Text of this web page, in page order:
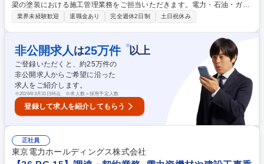
梁の塗装における施工管理業務をご担当いただきます。電力・石油・ガス
プラント・橋梁等の公共物などの塗装工事における下記業務をお任せいた
・橋梁、駅等の塗装工事の現場管理 ・現場巡視による客先への施工工事立
案・見積り・着工書類等作成業務 ・客先との打ち合わせ及び折衝（施工、
安全、工程他） ・営業活動 募集職種 【東京/プラント設備塗装の施工管
理】経験者歓迎！
業界未経験歓迎 退職金あり 完全週休2日制 土日祝休み
非公開求人 は25万件 ※以上
ご登録いただくと、約25万件の
非公開求人からご希望に沿った
求人をご紹介します。
※2026年3月31日時点 ※求人数＝採用予定人数
登録して求人を紹介してもらう
正社員
東京電力ホールディングス株式会社